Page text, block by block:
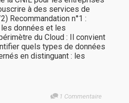
à des services de
Recommandation n°1 :
données et les
du Cloud : Il convient
quels types de données
en distinguant : les
1 Commentaire